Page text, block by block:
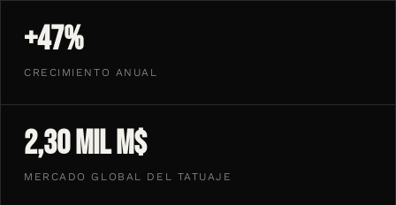
+47%
CRECIMIENTO ANUAL
2,30 mil M$
MERCADO GLOBAL DEL TATUAJE